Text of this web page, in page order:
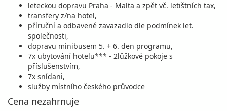
leteckou dopravu Praha - Malta a zpět vč. letištních tax,
transfery z/na hotel,
příruční a odbavené zavazadlo dle podmínek let.
společnosti,
dopravu minibusem 5. + 6. den programu,
7x ubytování hotelu*** - 2lůžkové pokoje s
příslušenstvím,
7x snídani,
služby místního českého průvodce
Cena nezahrnuje